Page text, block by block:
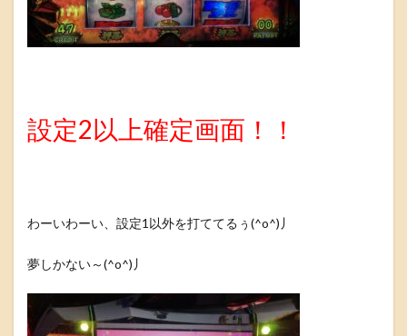
設定2以上確定画面！！
わーいわーい、設定1以外を打ててるぅ(^o^)丿
夢しかない～(^o^)丿